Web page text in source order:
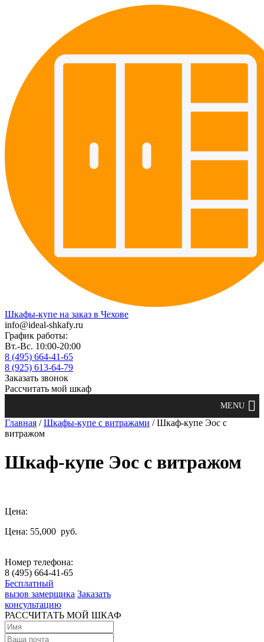
Шкафы-купе на заказ в Чехове
info@ideal-shkafy.ru
График работы:
Вт.-Вс. 10:00-20:00
8 (495) 664-41-65
8 (925) 613-64-79
Заказать звонок
Рассчитать мой шкаф
Главная /Шкафы-купе с витражами / Шкаф-купе Эос с
витражом
Шкаф-купе Эос с витражом
Цена:
Цена: 55,000 руб.
Номер телефона:
8 (495) 664-41-65
Бесплатный
вызов замерщика Заказать
консультацию
РАССЧИТАТЬ МОЙ ШКАФ